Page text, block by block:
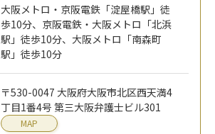
大阪メトロ・京阪電鉄「淀屋橋駅」徒
歩10分、京阪電鉄・大阪メトロ「北浜
駅」徒歩10分、大阪メトロ「南森町
駅」徒歩10分
〒530-0047 大阪府大阪市北区西天満4
丁目1番4号 第三大阪弁護士ビル301
MAP